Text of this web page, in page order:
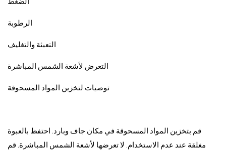
الضغط
الرطوبة
التعبئة والتغليف
التعرض لأشعة الشمس المباشرة
توصيات لتخزين المواد المسحوقة
قم بتخزين المواد المسحوقة في مكان جاف وبارد. احتفظ بالعبوة
مغلقة عند عدم الاستخدام. لا تعرضها لأشعة الشمس المباشرة. قم